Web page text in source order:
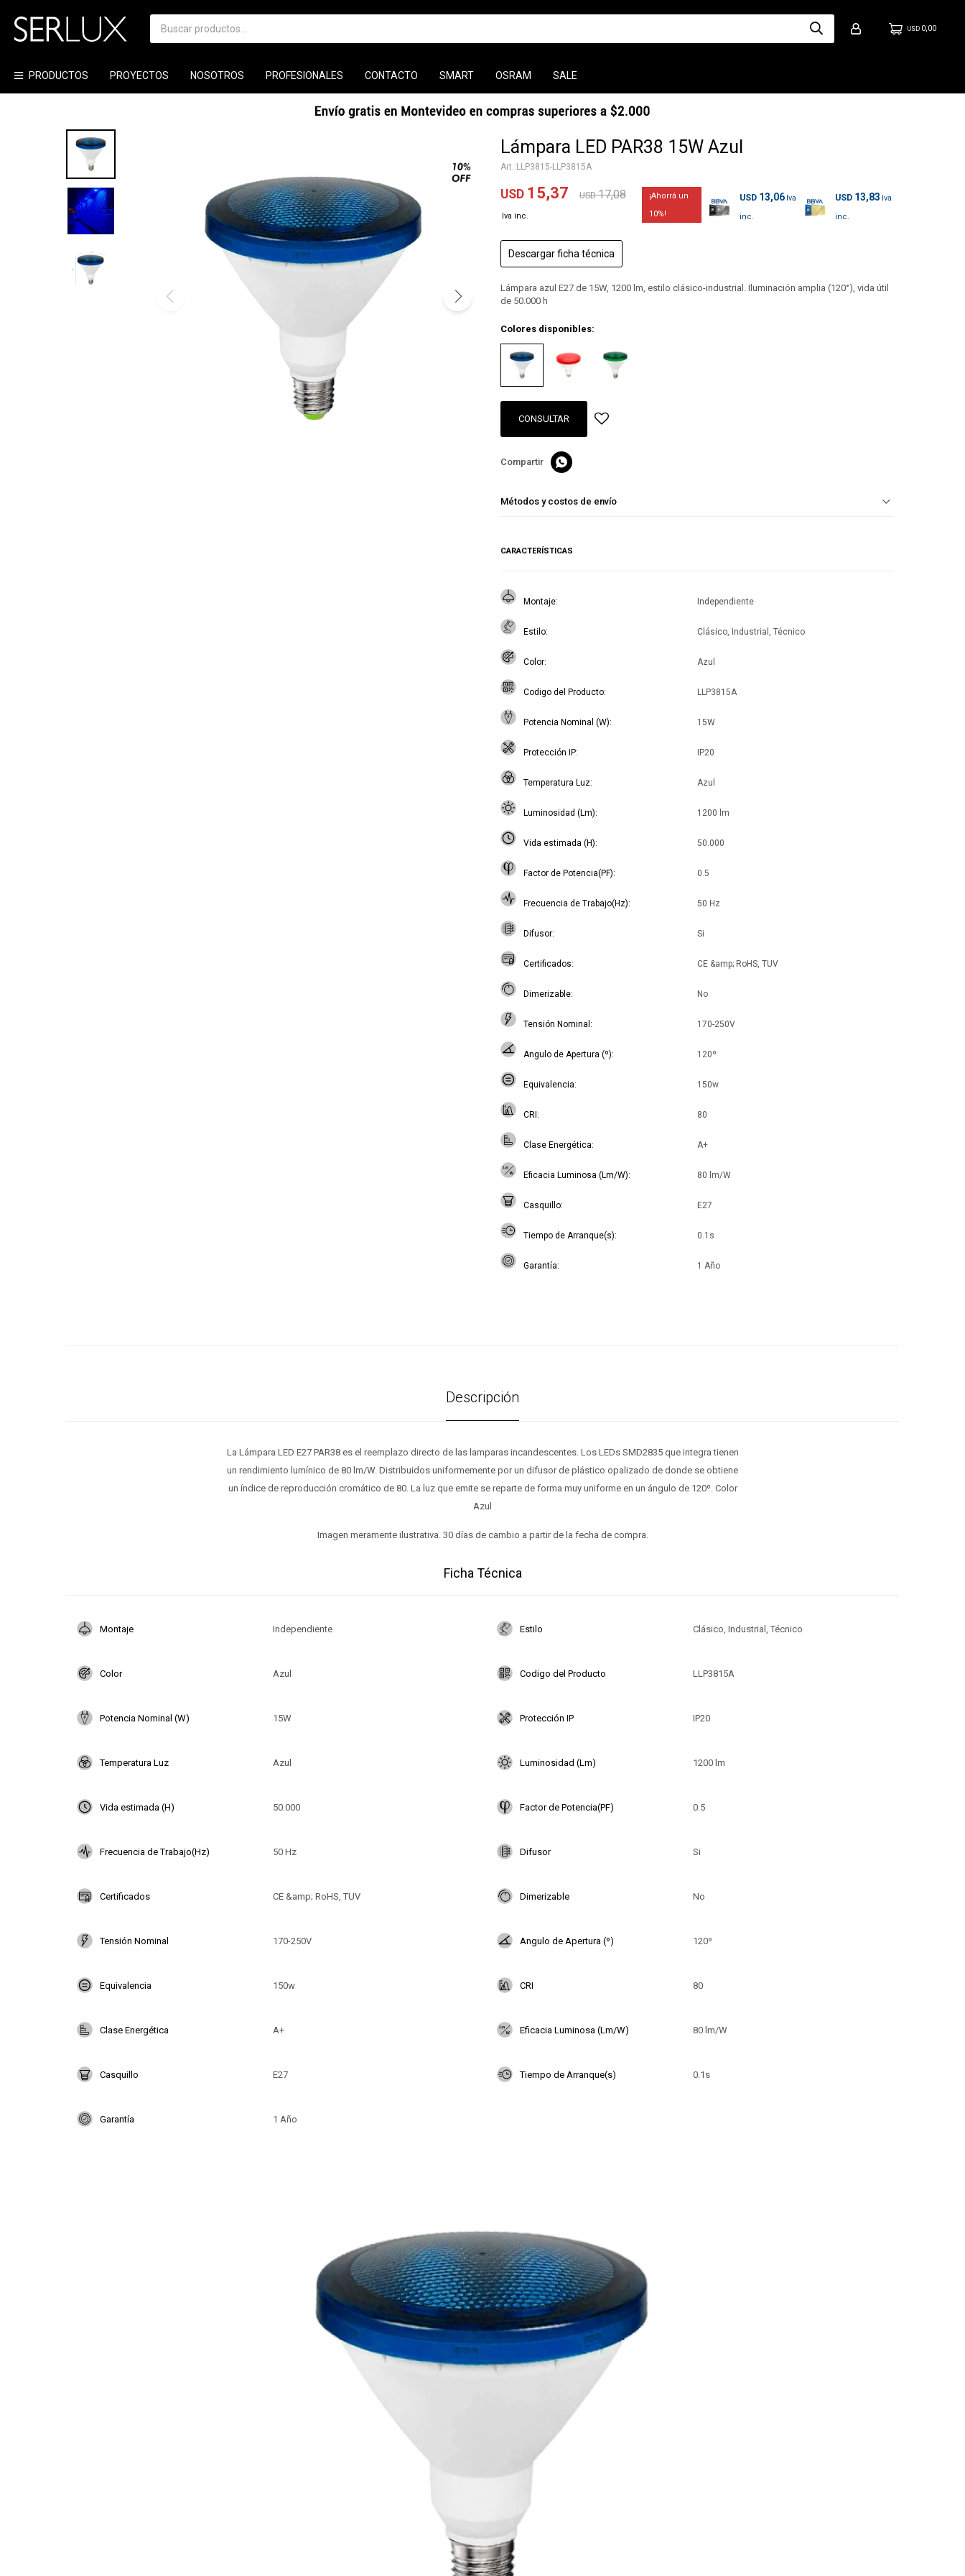
PRODUCTOS PROYECTOS NOSOTROS PROFESIONALES CONTACTO SMART OSRAM SALE
USD 0,00
Lámpara LED PAR38 15W Azul
LLP3815-LLP3815A
USD 15,37 USD 17,08
10
USD 13,06 USD 13,83
Descargar ficha técnica
Lámpara azul E27 de 15W, 1200 lm, estilo clásico-industrial. Iluminación amplia (120°), vida útil
de 50.000 h
Colores disponibles:
CONSULTAR

Métodos y costos de envío
CARACTERÍSTICAS
Montaje Independiente
Estilo Clásico, Industrial, Técnico
Color Azul
Codigo del Producto LLP3815A
Potencia Nominal (W) 15W
Protección IP IP20
Temperatura Luz Azul
Luminosidad (Lm) 1200 lm
Vida estimada (H) 50.000
Factor de Potencia(PF) 0.5
Frecuencia de Trabajo(Hz) 50 Hz
Difusor Si
Certificados CE &amp; RoHS, TUV
Dimerizable No
Tensión Nominal 170-250V
Angulo de Apertura (º) 120º
Equivalencia 150w
CRI 80
Clase Energética A+
Eficacia Luminosa (Lm/W) 80 lm/W
Casquillo E27
Tiempo de Arranque(s) 0.1s
Garantía 1 Año
Descripción
La Lámpara LED E27 PAR38 es el reemplazo directo de las lamparas incandescentes. Los LEDs SMD2835 que integra tienen
un rendimiento lumínico de 80 lm/W. Distribuidos uniformemente por un difusor de plástico opalizado de donde se obtiene
un índice de reproducción cromático de 80. La luz que emite se reparte de forma muy uniforme en un ángulo de 120º. Color
Azul
Imagen meramente ilustrativa. 30 días de cambio a partir de la fecha de compra.
Ficha Técnica
Montaje Independiente Estilo Clásico, Industrial, Técnico
Color Azul Codigo del Producto LLP3815A
Potencia Nominal (W) 15W Protección IP IP20
Temperatura Luz Azul Luminosidad (Lm) 1200 lm
Vida estimada (H) 50.000 Factor de Potencia(PF) 0.5
Frecuencia de Trabajo(Hz) 50 Hz Difusor Si
Certificados CE &amp; RoHS, TUV Dimerizable No
Tensión Nominal 170-250V Angulo de Apertura (º) 120º
Equivalencia 150w CRI 80
Clase Energética A+ Eficacia Luminosa (Lm/W) 80 lm/W
Casquillo E27 Tiempo de Arranque(s) 0.1s
Garantía 1 Año